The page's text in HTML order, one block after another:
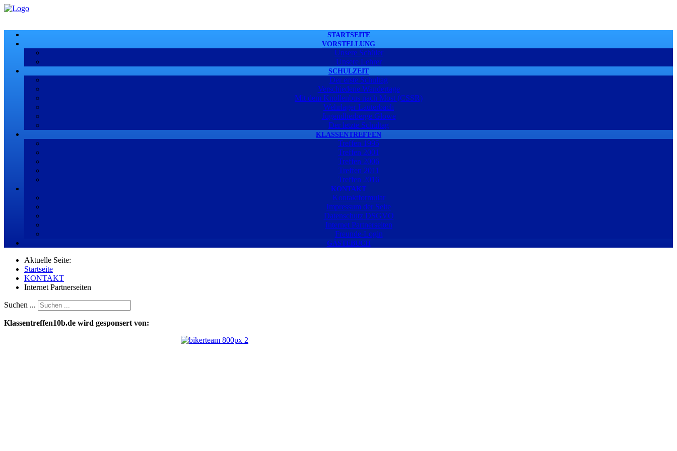
STARTSEITE
VORSTELLUNG
Unsere Schüler
Unsere Lehrer
SCHULZEIT
Der erste Schultag
Verschiedene Wandertage
Mit dem Knollenbus nach Most (CSSR)
Wehrlager Lauterbach
Jugendherberge Glowe
Der letzte Schultag
KLASSENTREFFEN
Treffen 1995
Treffen 2001
Treffen 2006
Treffen 2011
Treffen 2016
KONTAKT
Kontaktformular
Impressum der Seite
Datenschutz DSGVO
Internet Partnerseiten
Freunde-Login
GÄSTEBUCH
Aktuelle Seite:
Startseite
KONTAKT
Internet Partnerseiten
Suchen ...
Klassentreffen10b.de wird gesponsert von: